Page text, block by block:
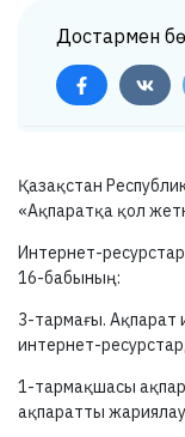
Достармен
Қазақстан
«Ақпаратқа қол
Интернет-
16-бабының:
3-тармағы. Ақпарат
интернет-
1-тармақшасы
ақпаратты